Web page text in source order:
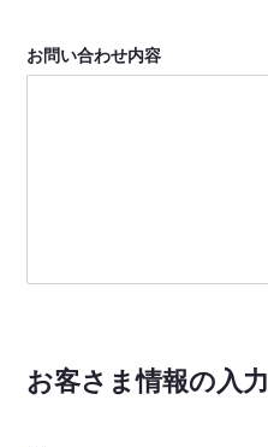
お問い合わせ内容
お客さま情報の入力